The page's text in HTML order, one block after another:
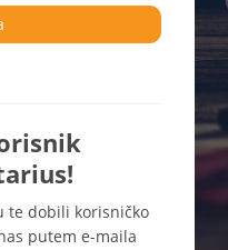
te dobili korisničko
putem e-maila